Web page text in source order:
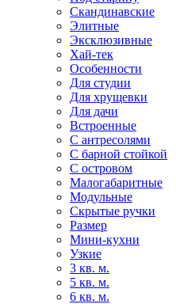
Скандинавские
Элитные
Эксклюзивные
Хай-тек
Особенности
Для студии
Для хрущевки
Для дачи
Встроенные
С антресолями
С барной стойкой
С островом
Малогабаритные
Модульные
Скрытые ручки
Размер
Мини-кухни
Узкие
3 кв. м.
5 кв. м.
6 кв. м.